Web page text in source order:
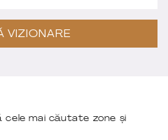
VIZIONARE
mai căutate zone și